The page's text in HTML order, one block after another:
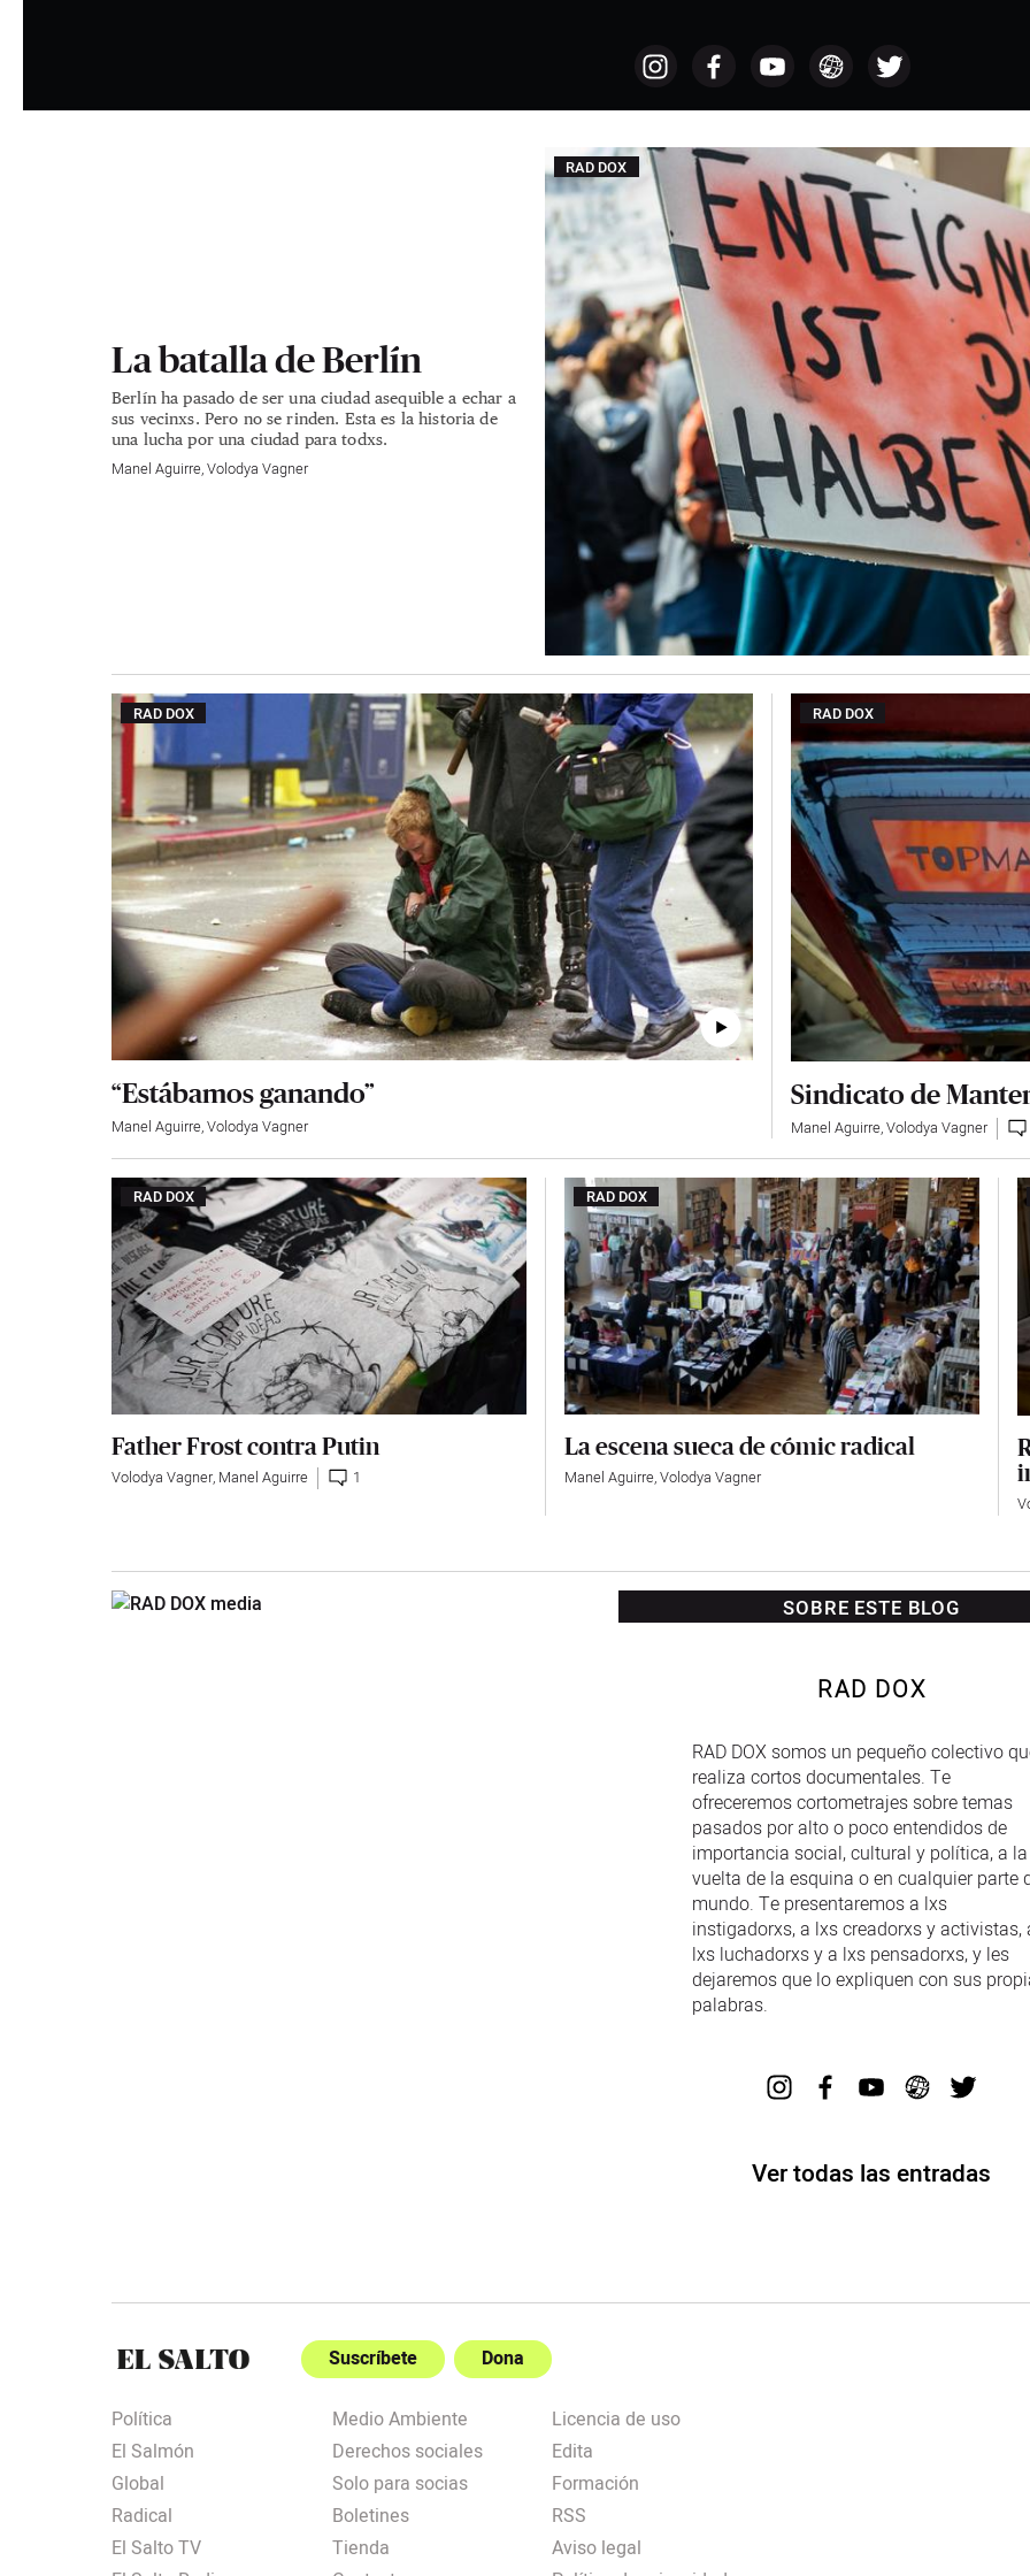
RAD DOX
La batalla de Berlín
Berlín ha pasado de ser una ciudad asequible a echar a
sus vecinxs. Pero no se rinden. Esta es la historia de
una lucha por una ciudad para todxs.
Manel Aguirre,Volodya Vagner
RAD DOX
“Estábamos ganando”
Manel Aguirre,Volodya Vagner
RAD DOX
Sindicato de
Manel Aguirre,Volodya Vagner
RAD DOX
Father Frost contra Putin
Volodya Vagner, Manel Aguirre 1
RAD DOX
La escena sueca de cómic radical
Manel Aguirre,Volodya Vagner
SOBRE ESTE BLOG
RAD DOX
RAD DOX somos un pequeño colectivo
realiza cortos documentales. Te
ofreceremos cortometrajes sobre temas
pasados por alto o poco entendidos de
importancia social, cultural y política, a la
vuelta de la esquina o en cualquier parte
mundo. Te presentaremos a lxs
instigadorxs, a lxs creadorxs y activistas,
lxs luchadorxs y a lxs pensadorxs, y les
dejaremos que lo expliquen con sus
palabras.
Ver todas las entradas
Suscríbete Dona
Política
El Salmón
Global
Radical
El Salto TV
Medio Ambiente
Derechos sociales
Solo para socias
Boletines
Tienda
Licencia de uso
Edita
Formación
RSS
Aviso legal